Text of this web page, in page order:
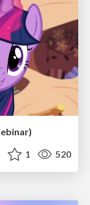
1 520